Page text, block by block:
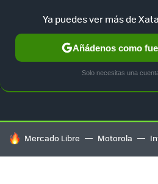
GUÍA DE COMPRAS
HOY SE HABLA DE
Mercado Libre Motorola
Ya puedes ver más de
Añádenos como
Solo necesitas una